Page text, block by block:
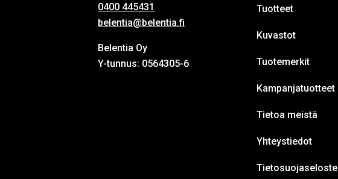
0400 445431
belentia@belentia.fi
Belentia Oy
Y-tunnus: 0564305-6
Tuotteet
Kuvastot
Tuotemerkit
Kampanjatuotteet
Tietoa meistä
Yhteystiedot
Tietosuojaseloste